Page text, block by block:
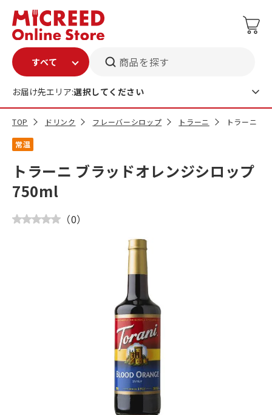
商品を探す
お届け先エリア:選択してください
TOP ドリンク フレーバーシロップ トラーニ トラーニ ブ
常温
トラーニ ブラッドオレンジシロップ
750ml
（0）